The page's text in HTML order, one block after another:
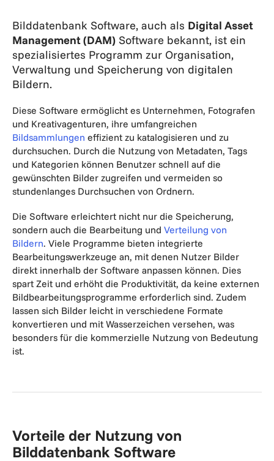
Bilddatenbank Software, auch als Digital Asset
Management (DAM) Software bekannt, ist ein
spezialisiertes Programm zur Organisation,
Verwaltung und Speicherung von digitalen
Bildern.
Diese Software ermöglicht es Unternehmen, Fotografen
und Kreativagenturen, ihre umfangreichen
Bildsammlungen effizient zu katalogisieren und zu
durchsuchen. Durch die Nutzung von Metadaten, Tags
und Kategorien können Benutzer schnell auf die
gewünschten Bilder zugreifen und vermeiden so
stundenlanges Durchsuchen von Ordnern.
Die Software erleichtert nicht nur die Speicherung,
sondern auch die Bearbeitung und Verteilung von
Bildern. Viele Programme bieten integrierte
Bearbeitungswerkzeuge an, mit denen Nutzer Bilder
direkt innerhalb der Software anpassen können. Dies
spart Zeit und erhöht die Produktivität, da keine externen
Bildbearbeitungsprogramme erforderlich sind. Zudem
lassen sich Bilder leicht in verschiedene Formate
konvertieren und mit Wasserzeichen versehen, was
besonders für die kommerzielle Nutzung von Bedeutung
ist.
Vorteile der Nutzung von
Bilddatenbank Software